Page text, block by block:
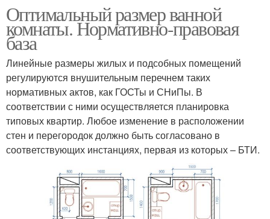
Оптимальный размер ванной
комнаты. Нормативно-правовая
база
Линейные размеры жилых и подсобных помещений
регулируются внушительным перечнем таких
нормативных актов, как ГОСТы и СНиПы. В
соответствии с ними осуществляется планировка
типовых квартир. Любое изменение в расположении
стен и перегородок должно быть согласовано в
соответствующих инстанциях, первая из которых – БТИ.